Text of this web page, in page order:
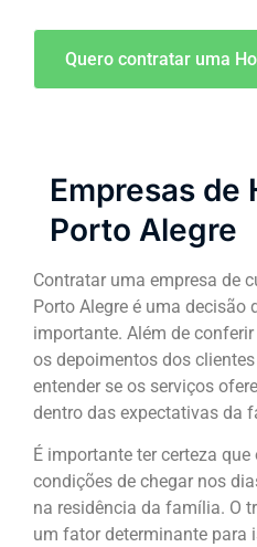
Quero contratar uma
Empresas de
Porto Alegre
Contratar uma empresa de
Porto Alegre é uma decisão
importante. Além de
os depoimentos dos
entender se os serviços
dentro das expectativas da
É importante ter certeza
condições de chegar nos
na residência da família. O
um fator determinante para